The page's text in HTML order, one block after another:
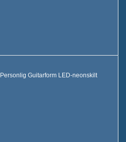
Guitarform LED-neonskilt